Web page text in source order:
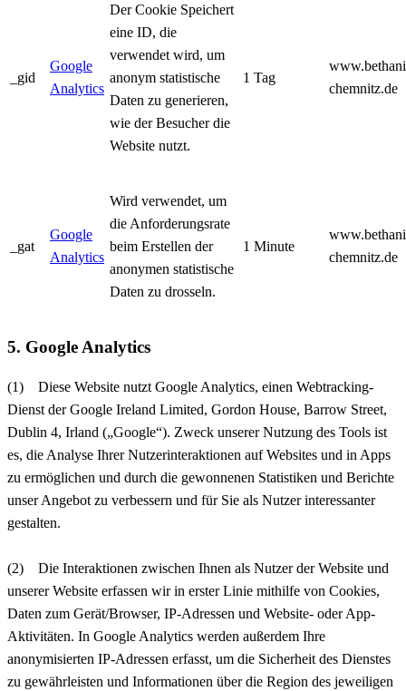
_gid
Google
Analytics
Der Cookie Speichert
eine ID, die
verwendet wird, um
anonym statistische
Daten zu generieren,
wie der Besucher die
Website nutzt.
1 Tag
chemnitz.de
_gat
Google
Analytics
Wird verwendet, um
die Anforderungsrate
beim Erstellen der
anonymen statistische
Daten zu drosseln.
1 Minute
chemnitz.de
5. Google Analytics
(1) Diese Website nutzt Google Analytics, einen Webtracking-
Dienst der Google Ireland Limited, Gordon House, Barrow Street,
Dublin 4, Irland („Google“). Zweck unserer Nutzung des Tools ist
es, die Analyse Ihrer Nutzerinteraktionen auf Websites und in Apps
zu ermöglichen und durch die gewonnenen Statistiken und Berichte
unser Angebot zu verbessern und für Sie als Nutzer interessanter
gestalten.
(2) Die Interaktionen zwischen Ihnen als Nutzer der Website und
unserer Website erfassen wir in erster Linie mithilfe von Cookies,
Daten zum Gerät/Browser, IP-Adressen und Website- oder App-
Aktivitäten. In Google Analytics werden außerdem Ihre
anonymisierten IP-Adressen erfasst, um die Sicherheit des Dienstes
zu gewährleisten und Informationen über die Region des jeweiligen